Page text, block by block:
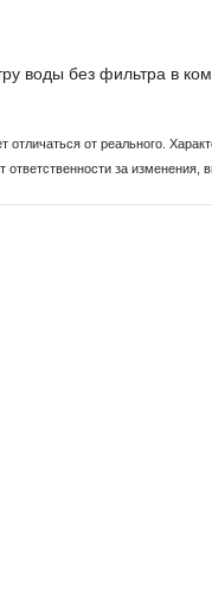
воды без фильтра в
от реального.
за изменения,